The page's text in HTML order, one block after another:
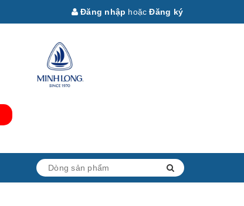
Đăng nhập hoặc Đăng ký